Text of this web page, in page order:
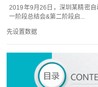
2019年9月26日，深圳某精密
一阶段总结会&第二阶段启...
先设置数据